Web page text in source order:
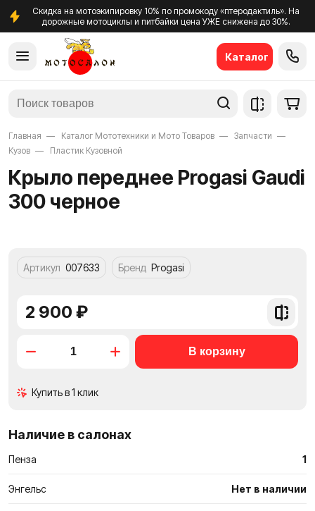
Скидка на мотоэкипировку 10% по промокоду «птеродактиль». На
дорожные мотоциклы и питбайки цена УЖЕ снижена до 30%.
Каталог
Главная Каталог Мототехники и Мото Товаров
Запчасти
Кузов
Пластик Кузовной
Крыло переднеe Progasi Gaudi
300 черное
Артикул 007633 Бренд Progasi
2 900 ₽
Купить в 1 клик
Наличие в салонах
Пенза 1
Энгельс Нет в наличии